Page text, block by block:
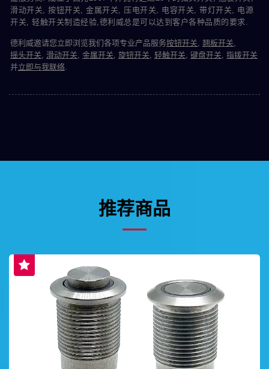
滑动开关, 按钮开关, 金属开关, 压电开关, 电容开关, 带灯开关, 电源
开关, 轻触开关制造经验,德利威总是可以达到客户各种品质的要求.
德利威邀请您立即浏览我们各项专业产品服务按钮开关, 翘板开关,
摇头开关, 滑动开关, 金属开关, 旋钮开关, 轻触开关, 键盘开关, 指拨开关
并立即与我联络.
推荐商品